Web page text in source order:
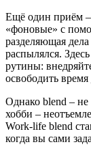
Ещё один приём –
«фоновые» с
разделяющая
распылялся.
рутины:
освободить время
Однако blend – не
хобби –
Work-life blend
когда вы сами